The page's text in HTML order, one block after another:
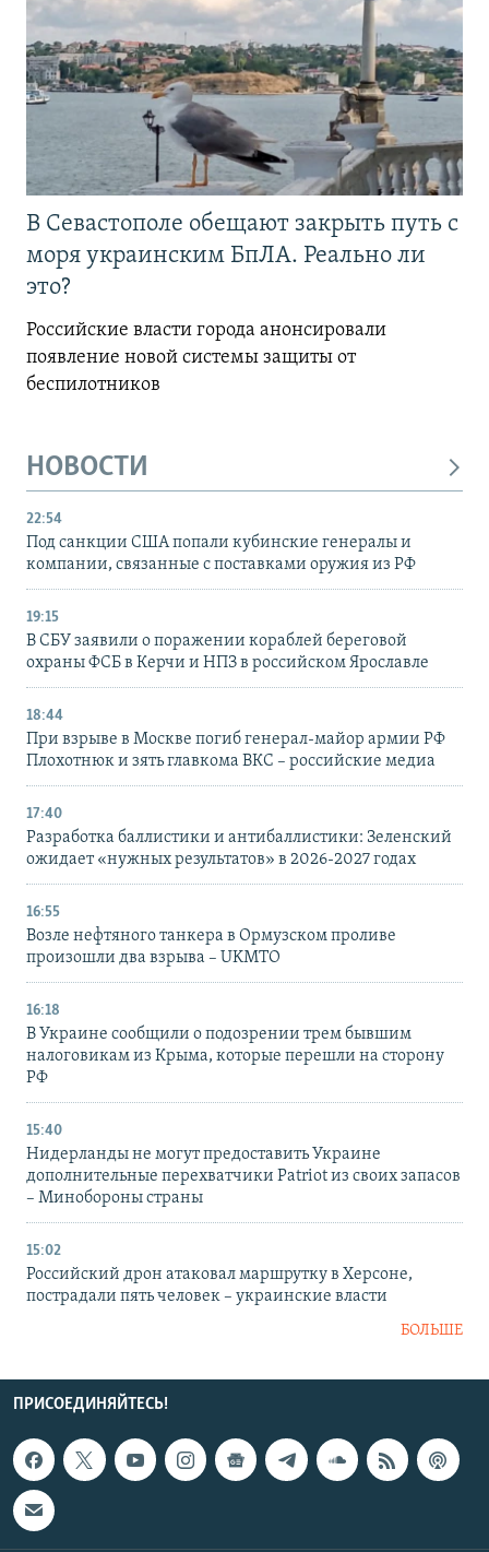
В Севастополе обещают закрыть путь с
моря украинским БпЛА. Реально ли
это?
Российские власти города анонсировали
появление новой системы защиты от
беспилотников
НОВОСТИ
22:54
Под санкции США попали кубинские генералы и
компании, связанные с поставками оружия из РФ
19:15
В СБУ заявили о поражении кораблей береговой
охраны ФСБ в Керчи и НПЗ в российском Ярославле
18:44
При взрыве в Москве погиб генерал-майор армии РФ
Плохотнюк и зять главкома ВКС – российские медиа
17:40
Разработка баллистики и антибаллистики: Зеленский
ожидает «нужных результатов» в 2026-2027 годах
16:55
Возле нефтяного танкера в Ормузском проливе
произошли два взрыва – UKMTO
16:18
В Украине сообщили о подозрении трем бывшим
налоговикам из Крыма, которые перешли на сторону
РФ
15:40
Нидерланды не могут предоставить Украине
дополнительные перехватчики Patriot из своих запасов
– Минобороны страны
15:02
Российский дрон атаковал маршрутку в Херсоне,
пострадали пять человек – украинские власти
БОЛЬШЕ
ПРИСОЕДИНЯЙТЕСЬ!